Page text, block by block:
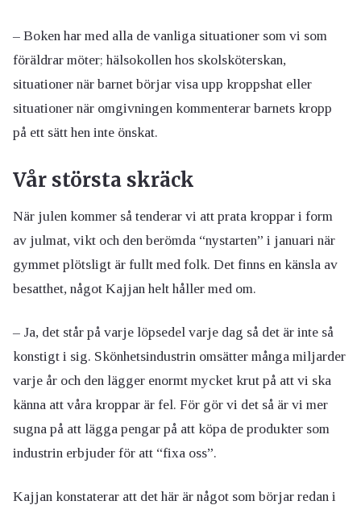
– Boken har med alla de vanliga situationer som vi som
föräldrar möter; hälsokollen hos skolsköterskan,
situationer när barnet börjar visa upp kroppshat eller
situationer när omgivningen kommenterar barnets kropp
på ett sätt hen inte önskat.
Vår största skräck
När julen kommer så tenderar vi att prata kroppar i form
av julmat, vikt och den berömda “nystarten” i januari när
gymmet plötsligt är fullt med folk. Det finns en känsla av
besatthet, något Kajjan helt håller med om.
– Ja, det står på varje löpsedel varje dag så det är inte så
konstigt i sig. Skönhetsindustrin omsätter många miljarder
varje år och den lägger enormt mycket krut på att vi ska
känna att våra kroppar är fel. För gör vi det så är vi mer
sugna på att lägga pengar på att köpa de produkter som
industrin erbjuder för att “fixa oss”.
Kajjan konstaterar att det här är något som börjar redan i